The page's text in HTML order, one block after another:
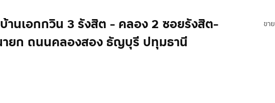
ขาย
านเอกกวิน 3 รังสิต - คลอง 2 ซอยรังสิต-
ยก ถนนคลองสอง ธัญบุรี ปทุมธานี